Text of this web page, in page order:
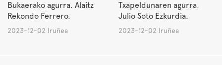
Bukaerako agurra. Alaitz
Rekondo Ferrero.
2023-12-02 Iruñea
Txapeldunaren agurra.
Julio Soto Ezkurdia.
2023-12-02 Iruñea